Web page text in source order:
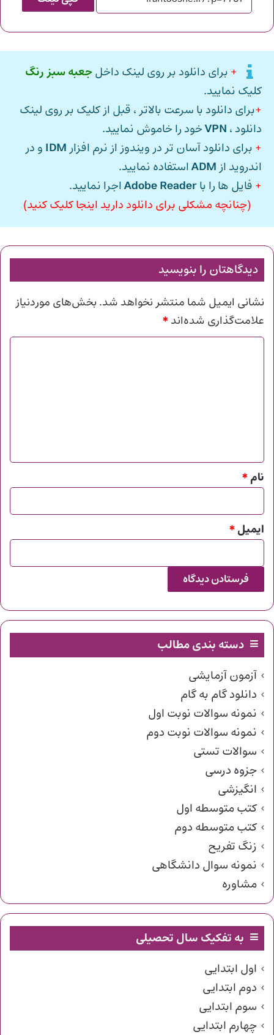
+ برای دانلود بر روی لینک داخلجعبه سبز رنگ
کلیک نمایید.
+برای دانلود با سرعت بالاتر ، قبل از کلیک بر روی لینک
دانلود ، VPNخود را خاموش نمایید.
+ برای دانلود آسان تر در ویندوز از نرم افزار IDM و در
اندروید از ADMاستفاده نمایید.
+ فایل ها را باAdobe Readerاجرا نمایید.
(چنانچه مشکلی برای دانلود دارید اینجا کلیک کنید)
دیدگاهتان را بنویسید
نشانی ایمیل شما منتشر نخواهد شد. بخش‌های موردنیاز
علامت‌گذاری شده‌اند*
*
نام*
ایمیل*
دسته بندی مطالب
آزمون آزمایشی
دانلود گام به گام
نمونه سوالات نوبت اول
نمونه سوالات نوبت دوم
سوالات تستی
جزوه درسی
انگیزشی
کتب متوسطه اول
کتب متوسطه دوم
زنگ تفریح
نمونه سوال دانشگاهی
مشاوره
به تفکیک سال تحصیلی
اول ابتدایی
دوم ابتدایی
سوم ابتدایی
چهارم ابتدایی